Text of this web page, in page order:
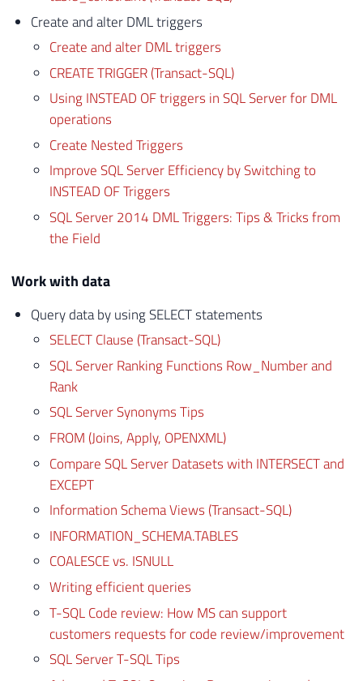
Create and alter DML triggers
Create and alter DML triggers
CREATE TRIGGER (Transact-SQL)
Using INSTEAD OF triggers in SQL Server for DML
operations
Create Nested Triggers
Improve SQL Server Efficiency by Switching to
INSTEAD OF Triggers
SQL Server 2014 DML Triggers: Tips & Tricks from
the Field
Work with data
Query data by using SELECT statements
SELECT Clause (Transact-SQL)
SQL Server Ranking Functions Row_Number and
Rank
SQL Server Synonyms Tips
FROM (Joins, Apply, OPENXML)
Compare SQL Server Datasets with INTERSECT and
EXCEPT
Information Schema Views (Transact-SQL)
INFORMATION_SCHEMA.TABLES
COALESCE vs. ISNULL
Writing efficient queries
T-SQL Code review: How MS can support
customers requests for code review/improvement
SQL Server T-SQL Tips